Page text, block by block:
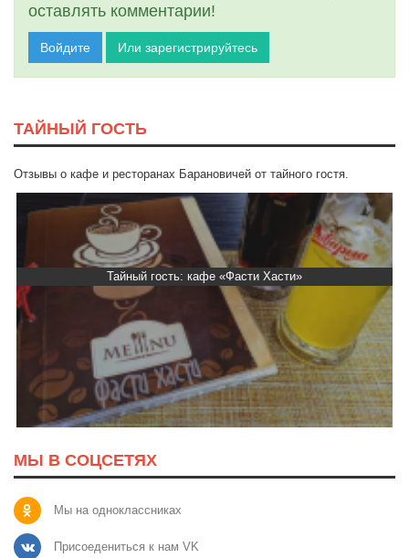
оставлять комментарии!
Войдите Или зарегистрируйтесь
ТАЙНЫЙ ГОСТЬ
Отзывы о кафе и ресторанах Барановичей от тайного гостя.
Тайный гость: Ресторан “Папараць Кветка”
МЫ В СОЦСЕТЯХ
Мы на одноклассниках
Присоедениться к нам VK